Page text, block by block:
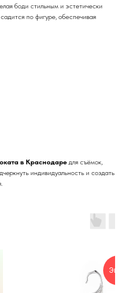
боди стильным и эстетически
по фигуре, обеспечивая
в Краснодаре для съёмок,
индивидуальность и создать